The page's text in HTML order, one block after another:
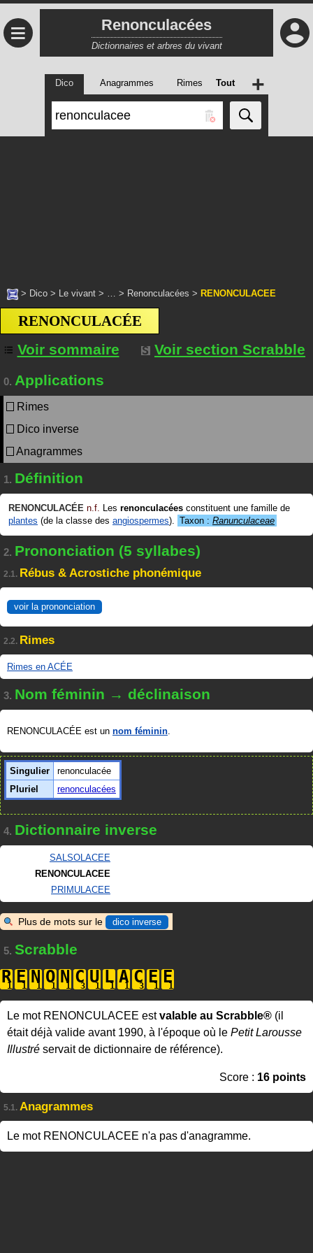
≡ Renonculacées
Dictionnaires et arbres du vivant
Dico Anagrammes Rimes Tout +
> Dico > Le vivant > … > Renonculacées > RENONCULACEE
RENONCULACÉE
Voir sommaire
Voir section Scrabble
0. Applications
Rimes
Dico inverse
Anagrammes
1. Définition
RENONCULACÉE n.f. Les renonculacées constituent une famille de
plantes (de la classe des angiospermes). Taxon : Ranunculaceae
2. Prononciation (5 syllabes)
2.1. Rébus & Acrostiche phonémique
voir la prononciation
2.2. Rimes
Rimes en ACÉE
3. Nom féminin → déclinaison
RENONCULACÉE est un nom féminin.
Singulier
renonculacée
Pluriel
renonculacées
4. Dictionnaire inverse
SALSOLACEE
RENONCULACEE
PRIMULACEE
Plus de mots sur le dico inverse
5. Scrabble
R E N O N C U L A C E E
Le mot RENONCULACEE estvalable au Scrabble® (il
était déjà valide avant 1990, à l'époque où le Petit Larousse
Illustré servait de dictionnaire de référence).
Score : 16 points
5.1. Anagrammes
Le mot RENONCULACEE n'a pas d'anagramme.